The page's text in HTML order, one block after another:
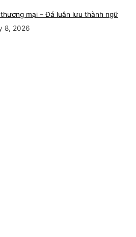
mại – Đá luân lưu thành ngữ
8, 2026